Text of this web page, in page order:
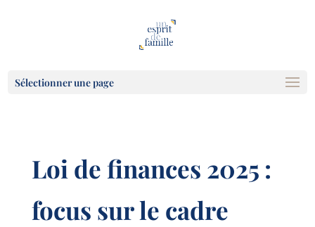
Sélectionner une page
Loi de finances 2025 :
focus sur le cadre